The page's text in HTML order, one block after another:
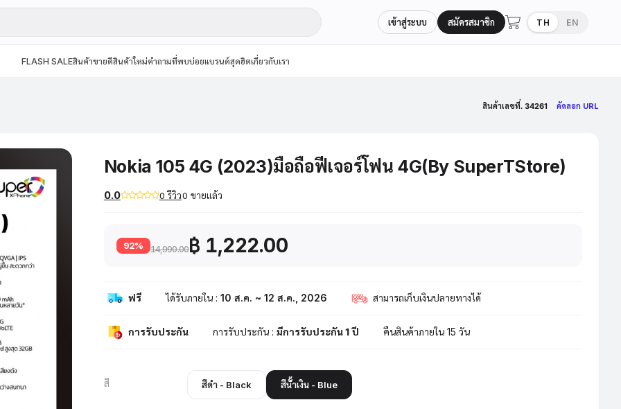
เข้าสู่ระบบ สมัครสมาชิก TH EN
FLASH SALEสินค้าขายดีสินค้าใหม่คำถามที่พบบ่อยแบรนด์สุดฮิตเกี่ยวกับเรา
สินค้าเลขที่. 34261 คัดลอก URL
Nokia 105 4G (2023)มือถือฟีเจอร์โฟน 4G(By SuperTStore)
0.0 0 รีวิว0 ขายแล้ว
92% 14,990.00฿ 1,222.00
ฟรี ได้รับภายใน : 10 ส.ค. ~ 12 ส.ค., 2026 สามารถเก็บเงินปลายทางได้
การรับประกัน การรับประกัน : มีการรับประกัน 1 ปี คืนสินค้าภายใน 15 วัน
สี สีดำ - Black สีน้ัำเงิน - Blue